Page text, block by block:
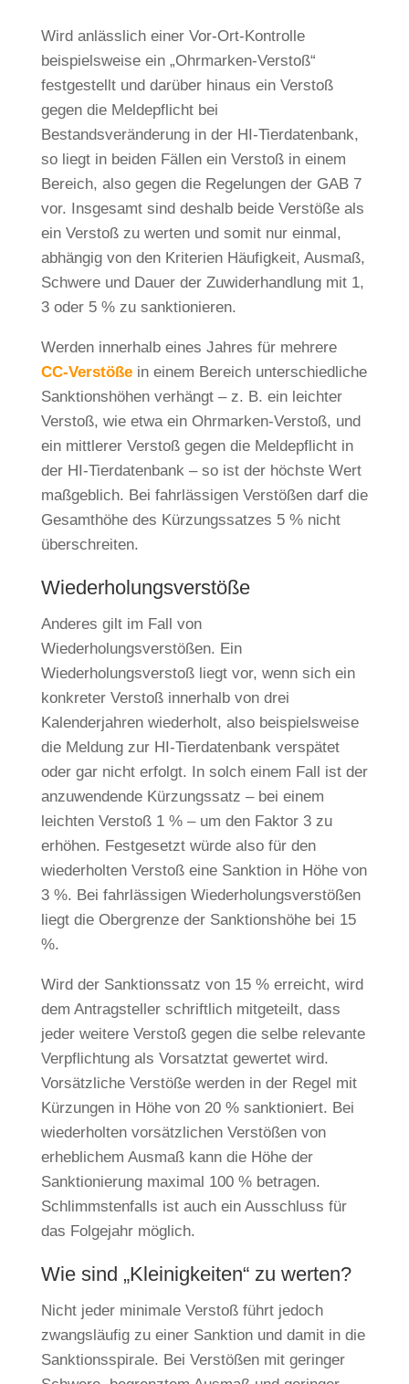
Wird anlässlich einer Vor-Ort-Kontrolle
beispielsweise ein „Ohrmarken-Verstoß“
festgestellt und darüber hinaus ein Verstoß
gegen die Meldepflicht bei
Bestandsveränderung in der HI-Tierdatenbank,
so liegt in beiden Fällen ein Verstoß in einem
Bereich, also gegen die Regelungen der GAB 7
vor. Insgesamt sind deshalb beide Verstöße als
ein Verstoß zu werten und somit nur einmal,
abhängig von den Kriterien Häufigkeit, Ausmaß,
Schwere und Dauer der Zuwiderhandlung mit 1,
3 oder 5 % zu sanktionieren.
Werden innerhalb eines Jahres für mehrere
CC-Verstößein einem Bereich unterschiedliche
Sanktionshöhen verhängt – z. B. ein leichter
Verstoß, wie etwa ein Ohrmarken-Verstoß, und
ein mittlerer Verstoß gegen die Meldepflicht in
der HI-Tierdatenbank – so ist der höchste Wert
maßgeblich. Bei fahrlässigen Verstößen darf die
Gesamthöhe des Kürzungssatzes 5 % nicht
überschreiten.
Wiederholungsverstöße
Anderes gilt im Fall von
Wiederholungsverstößen. Ein
Wiederholungsverstoß liegt vor, wenn sich ein
konkreter Verstoß innerhalb von drei
Kalenderjahren wiederholt, also beispielsweise
die Meldung zur HI-Tierdatenbank verspätet
oder gar nicht erfolgt. In solch einem Fall ist der
anzuwendende Kürzungssatz – bei einem
leichten Verstoß 1 % – um den Faktor 3 zu
erhöhen. Festgesetzt würde also für den
wiederholten Verstoß eine Sanktion in Höhe von
3 %. Bei fahrlässigen Wiederholungsverstößen
liegt die Obergrenze der Sanktionshöhe bei 15
%.
Wird der Sanktionssatz von 15 % erreicht, wird
dem Antragsteller schriftlich mitgeteilt, dass
jeder weitere Verstoß gegen die selbe relevante
Verpflichtung als Vorsatztat gewertet wird.
Vorsätzliche Verstöße werden in der Regel mit
Kürzungen in Höhe von 20 % sanktioniert. Bei
wiederholten vorsätzlichen Verstößen von
erheblichem Ausmaß kann die Höhe der
Sanktionierung maximal 100 % betragen.
Schlimmstenfalls ist auch ein Ausschluss für
das Folgejahr möglich.
Wie sind „Kleinigkeiten“ zu werten?
Nicht jeder minimale Verstoß führt jedoch
zwangsläufig zu einer Sanktion und damit in die
Sanktionsspirale. Bei Verstößen mit geringer